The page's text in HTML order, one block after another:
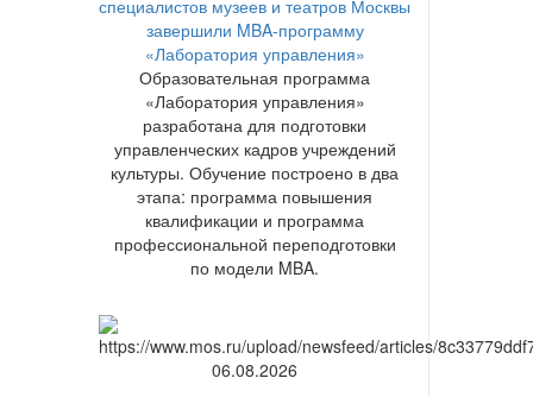
специалистов музеев и театров Москвы
завершили MBA-программу
«Лаборатория управления»
Образовательная программа
«Лаборатория управления»
разработана для подготовки
управленческих кадров учреждений
культуры. Обучение построено в два
этапа: программа повышения
квалификации и программа
профессиональной переподготовки
по модели MBA.
06.08.2026